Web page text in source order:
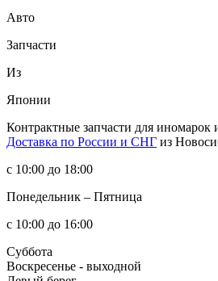
Авто
Запчасти
Из
Японии
Контрактные запчасти для
Доставка по России и СНГ из
с 10:00 до 18:00
Понедельник – Пятница
с 10:00 до 16:00
Суббота
Воскресенье - выходной